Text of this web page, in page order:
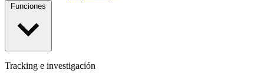
Tracking e investigación